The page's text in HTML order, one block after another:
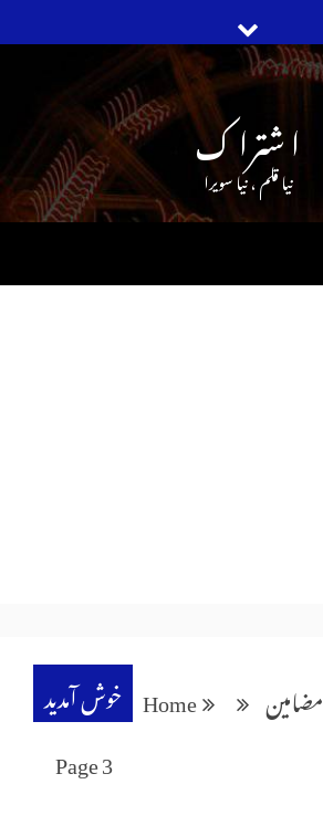
ا شترا ک
نیا قلم ، نیا سویرا
خوش آمدید Home مضامین
Page 3